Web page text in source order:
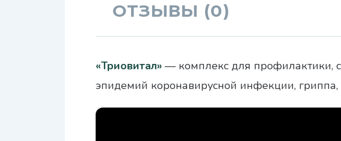
ОТЗЫВЫ (0)
«Триовитал»— комплекс для профилактики,
эпидемий коронавирусной инфекции,